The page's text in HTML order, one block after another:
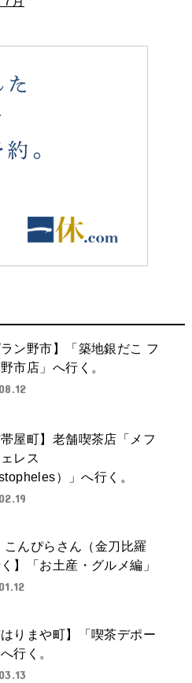
ラン野市】「築地銀だこ フ
市店」へ行く。
帯屋町】老舗喫茶店「メフ
レス
）」へ行く。
こんぴらさん（金刀比羅
】「お土産・グルメ編」
はりまや町】「喫茶デポー
行く。